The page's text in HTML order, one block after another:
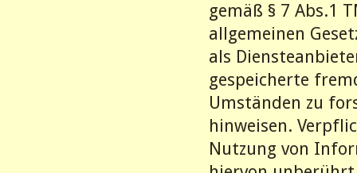
gemäß § 7 Abs.1
allgemeinen
als
gespeicherte
Umständen zu
hinweisen.
Nutzung von